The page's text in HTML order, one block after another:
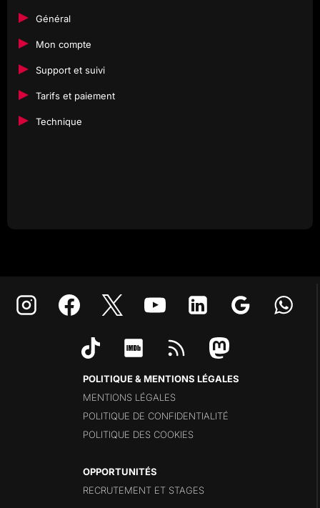
Général
Mon compte
Support et suivi
Tarifs et paiement
Technique
POLITIQUE & MENTIONS LÉGALES
MENTIONS LÉGALES
POLITIQUE DE CONFIDENTIALITÉ
POLITIQUE DES COOKIES
OPPORTUNITÉS
RECRUTEMENT ET STAGES